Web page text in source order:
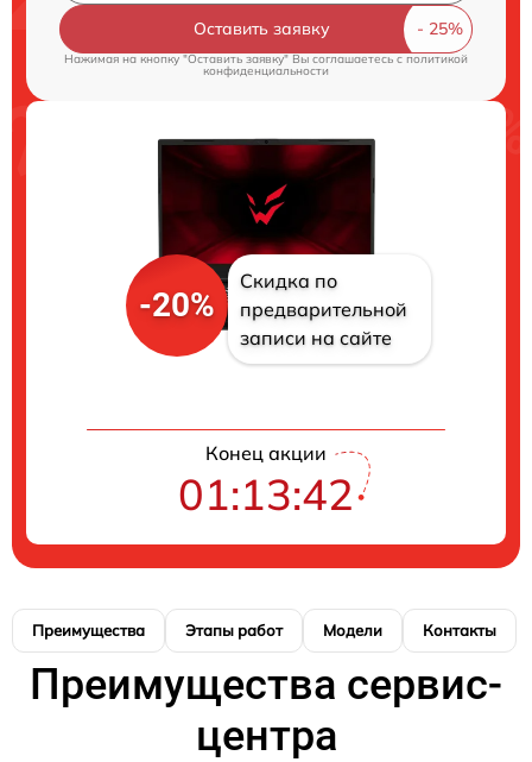
Оставить заявку
Нажимая на кнопку "Оставить заявку" Вы соглашаетесь cполитикой
конфиденциальности
-20%
Скидка по
предварительной
записи на сайте
Конец акции
01:13:41
Преимущества Этапы работ Модели Контакты
Преимущества сервис-
центра